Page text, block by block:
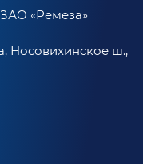
«Ремеза»
Носовихинское ш.,